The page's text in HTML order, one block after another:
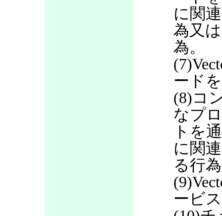
に関
為又
為。
ード
(8)コ
なプ
トを
に関
る行
ービ